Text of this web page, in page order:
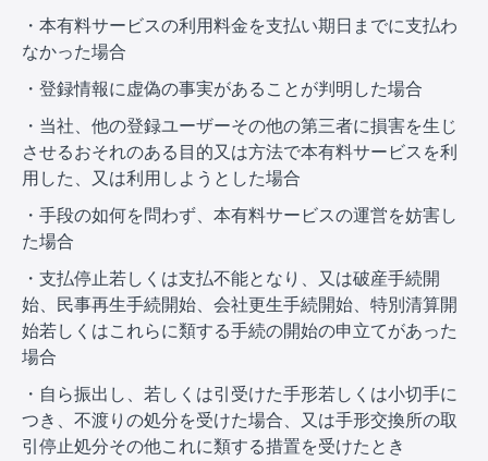
・本有料サービスの利用料金を支払い期日までに支払わ
なかった場合
・登録情報に虚偽の事実があることが判明した場合
・当社、他の登録ユーザーその他の第三者に損害を生じ
させるおそれのある目的又は方法で本有料サービスを利
用した、又は利用しようとした場合
・手段の如何を問わず、本有料サービスの運営を妨害し
た場合
・支払停止若しくは支払不能となり、又は破産手続開
始、民事再生手続開始、会社更生手続開始、特別清算開
始若しくはこれらに類する手続の開始の申立てがあった
場合
・自ら振出し、若しくは引受けた手形若しくは小切手に
つき、不渡りの処分を受けた場合、又は手形交換所の取
引停止処分その他これに類する措置を受けたとき